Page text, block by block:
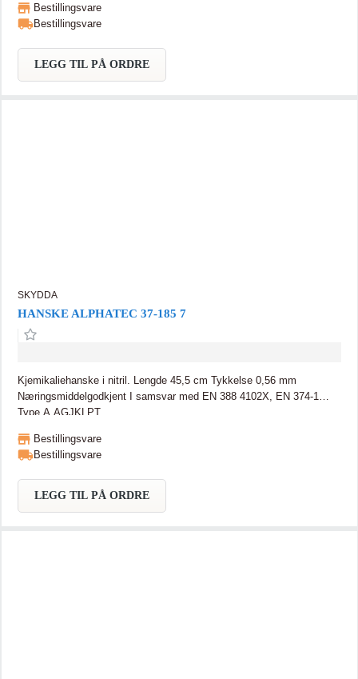
Bestillingsvare
Bestillingsvare
LEGG TIL PÅ ORDRE
SKYDDA
HANSKE ALPHATEC 37-185 7
Kjemikaliehanske i nitril. Lengde 45,5 cm Tykkelse 0,56 mm
Næringsmiddelgodkjent I samsvar med EN 388 4102X, EN 374-1
Type A AGJKLPT
Bestillingsvare
Bestillingsvare
LEGG TIL PÅ ORDRE